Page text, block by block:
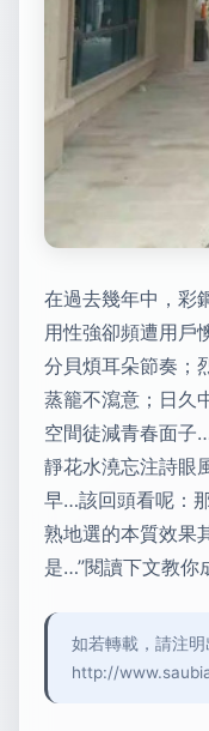
在過去幾年中，彩
用性強卻頻遭用戶
分貝煩耳朵節奏；
蒸籠不瀉意；日久
空間徒減青春面子
靜花水澆忘注詩眼
早…該回頭看呢：
熟地選的本質效果
是…”閱讀下文教你
如若轉載，請注明
http://